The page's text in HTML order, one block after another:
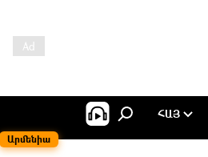
Արմենիա
ՀԱՅ